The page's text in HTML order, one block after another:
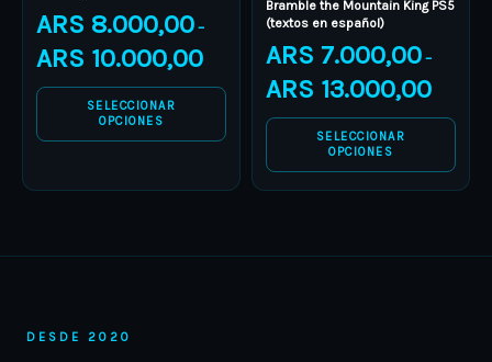
ARS 8.000,00 –
ARS 10.000,00
SELECCIONAR
OPCIONES
may
be
chosen
product
Bramble the Mountain King PS5
(textos en español)
ARS 7.000,00 –
ARS 13.000,00
SELECCIONAR
OPCIONES
may
be
chosen
on
product
DESDE 2020